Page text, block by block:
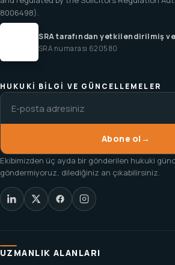
8006498).
SRA tarafından yetkilendirilmiş
SRA numarası 620580
HUKUKI BILGI VE GÜNCELLEMELER
Abone ol →
Ekibimizden üç ayda bir gönderilen hukuki
göndermiyoruz, dilediğiniz an çıkabilirsiniz.
UZMANLIK ALANLARI